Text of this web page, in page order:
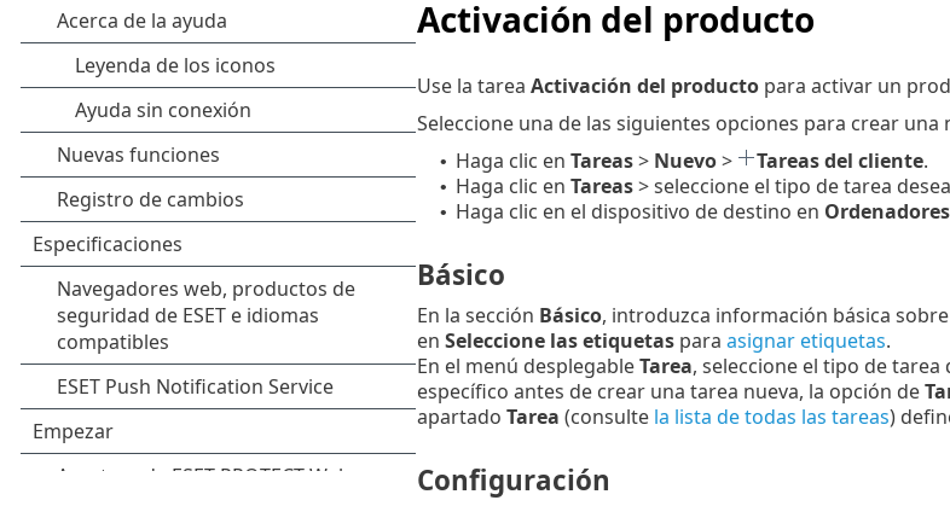
Activación del producto
Use la tarea Activación del productopara activar un
Seleccione una de las siguientes opciones para crear una
• Haga clic en Tareas> Nuevo> Tareas del cliente.
• Haga clic en Tareas> seleccione el tipo de tarea
• Haga clic en el dispositivo de destino en Ordenadores
Básico
En la sección Básico, introduzca información básica
en Seleccione las etiquetaspara asignar etiquetas.
En el menú desplegableTarea, seleccione el tipo de
específico antes de crear una tarea nueva, la opción de
apartado Tarea (consulte la lista de todas las tareas)
Configuración